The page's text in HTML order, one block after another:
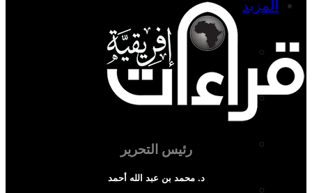
المزيد
إفريقيا في المؤشرات
الحالة الدينية
الملف الإفريقيرئيس التحرير
د. محمد بن عبد الله أحمد